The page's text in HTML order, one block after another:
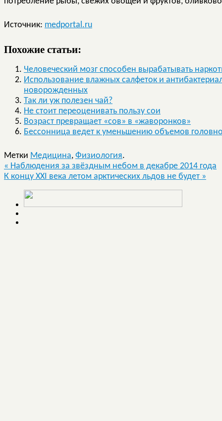
Источник: medportal.ru
Похожие статьи:
Человеческий мозг способен вырабатывать
Использование влажных салфеток и
новорожденных
Так ли уж полезен чай?
Не стоит переоценивать пользу сои
Возраст превращает «сов» в «жаворонков»
Бессонница ведет к уменьшению объемов
Метки Медицина, Физиология.
« Наблюдения за звёздным небом в декабре 2014 года
К концу XXI века летом арктических льдов не будет »